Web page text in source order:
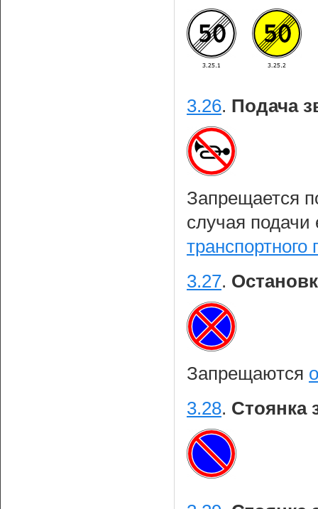
3.26. Подача
Запрещается
случая
3.27.
Запрещаются
3.28. Стоянка